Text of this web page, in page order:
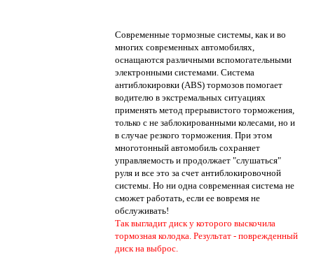
Современные тормозные системы, как и во
многих современных автомобилях,
оснащаются различными вспомогательными
электронными системами. Система
антиблокировки (ABS) тормозов помогает
водителю в экстремальных ситуациях
применять метод прерывистого торможения,
только с не заблокированными колесами, но и
в случае резкого торможения. При этом
многотонный автомобиль сохраняет
управляемость и продолжает "слушаться"
руля и все это за счет антиблокировочной
системы. Но ни одна современная система не
сможет работать, если ее вовремя не
обслуживать!
Так выгладит диск у которого выскочила
тормозная колодка. Результат - поврежденный
диск на выброс.